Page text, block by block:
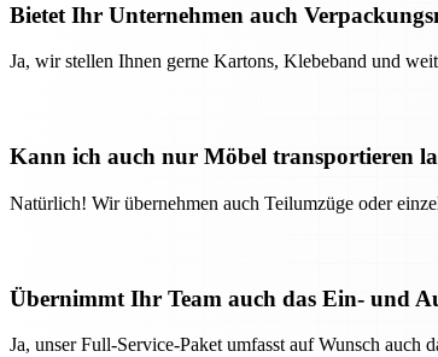
Bietet Ihr Unternehmen auch
Ja, wir stellen Ihnen gerne Kartons, Klebeband und
Kann ich auch nur Möbel transportieren
Natürlich! Wir übernehmen auch Teilumzüge oder
Übernimmt Ihr Team auch das Ein- und
Ja, unser Full-Service-Paket umfasst auf Wunsch auch